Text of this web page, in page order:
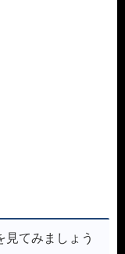
見てみましょう